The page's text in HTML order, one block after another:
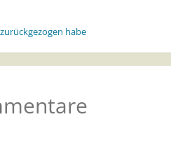
habe